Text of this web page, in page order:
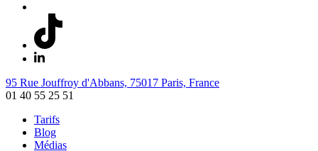
95 Rue Jouffroy d'Abbans, 75017 Paris, France
01 40 55 25 51
Tarifs
Blog
Médias